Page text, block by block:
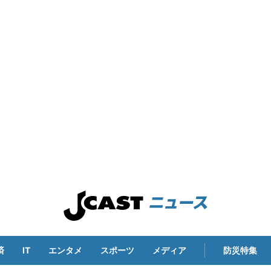
IT エンタメ スポーツ メディア 防災特集